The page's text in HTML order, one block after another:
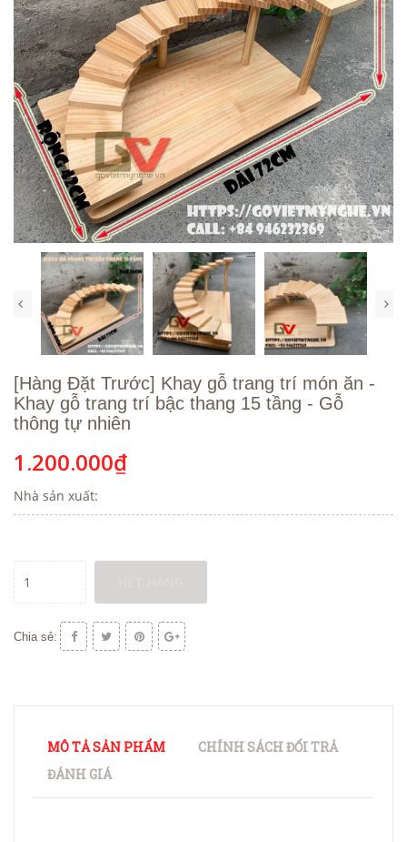
[Hàng Đặt Trước] Khay gỗ trang trí món ăn -
Khay gỗ trang trí bậc thang 15 tầng - Gỗ
thông tự nhiên
1.200.000₫
Nhà sản xuất:
Chia sẻ:
MÔ TẢ SẢN PHẨM
CHÍNH SÁCH ĐỔI TRẢ
ĐÁNH GIÁ